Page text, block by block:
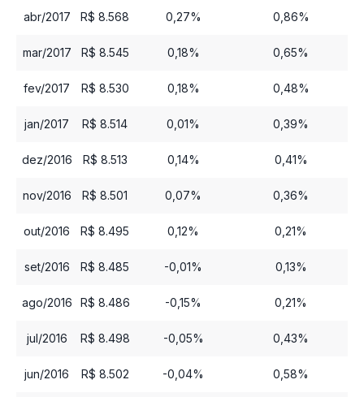
abr/2017 R$ 8.568 0,27% 0,86%
mar/2017 R$ 8.545 0,18% 0,65%
fev/2017 R$ 8.530 0,18% 0,48%
jan/2017 R$ 8.514 0,01% 0,39%
dez/2016 R$ 8.513 0,14% 0,41%
nov/2016 R$ 8.501 0,07% 0,36%
out/2016 R$ 8.495 0,12% 0,21%
set/2016 R$ 8.485 -0,01% 0,13%
ago/2016 R$ 8.486 -0,15% 0,21%
jul/2016 R$ 8.498 -0,05% 0,43%
jun/2016 R$ 8.502 -0,04% 0,58%